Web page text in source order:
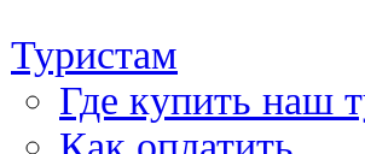
Туристам
Где купить наш